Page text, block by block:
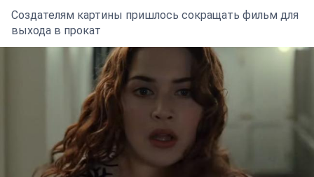
Создателям картины пришлось сокращать фильм для
выхода в прокат